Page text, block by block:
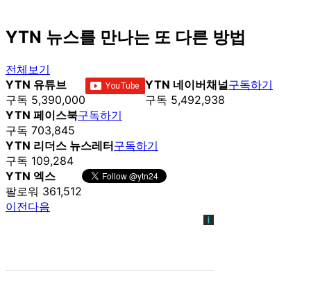
YTN 뉴스를 만나는 또 다른 방법
전체보기
YTN 유튜브
구독 5,390,000
YTN 네이버채널
구독 5,492,938
구독하기
YTN 페이스북
구독 703,845
구독하기
YTN 리더스 뉴스레터
구독 109,284
구독하기
YTN 엑스
팔로워 361,512
이전다음